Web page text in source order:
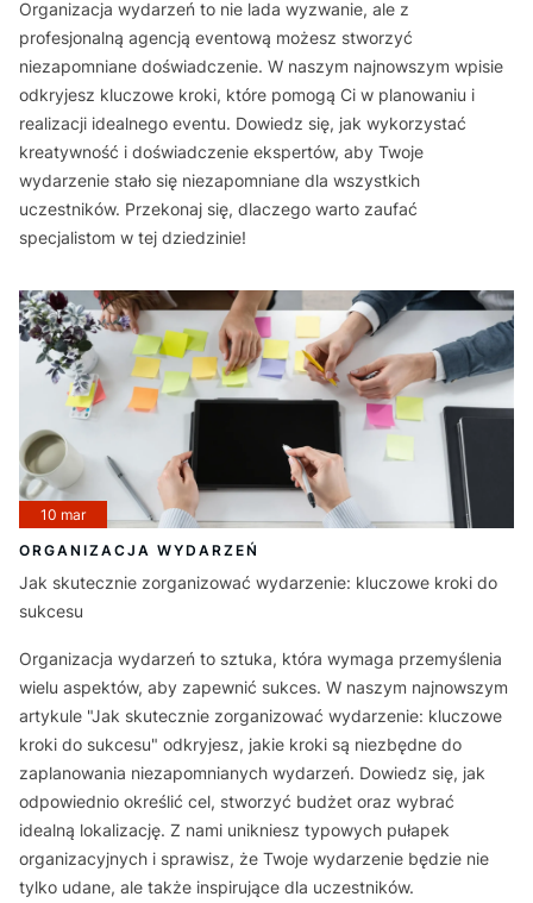
Organizacja wydarzeń to nie lada wyzwanie, ale z
profesjonalną agencją eventową możesz stworzyć
niezapomniane doświadczenie. W naszym najnowszym wpisie
odkryjesz kluczowe kroki, które pomogą Ci w planowaniu i
realizacji idealnego eventu. Dowiedz się, jak wykorzystać
kreatywność i doświadczenie ekspertów, aby Twoje
wydarzenie stało się niezapomniane dla wszystkich
uczestników. Przekonaj się, dlaczego warto zaufać
specjalistom w tej dziedzinie!
10 mar
ORGANIZACJA WYDARZEŃ
Jak skutecznie zorganizować wydarzenie: kluczowe kroki do
sukcesu
Organizacja wydarzeń to sztuka, która wymaga przemyślenia
wielu aspektów, aby zapewnić sukces. W naszym najnowszym
artykule "Jak skutecznie zorganizować wydarzenie: kluczowe
kroki do sukcesu" odkryjesz, jakie kroki są niezbędne do
zaplanowania niezapomnianych wydarzeń. Dowiedz się, jak
odpowiednio określić cel, stworzyć budżet oraz wybrać
idealną lokalizację. Z nami unikniesz typowych pułapek
organizacyjnych i sprawisz, że Twoje wydarzenie będzie nie
tylko udane, ale także inspirujące dla uczestników.